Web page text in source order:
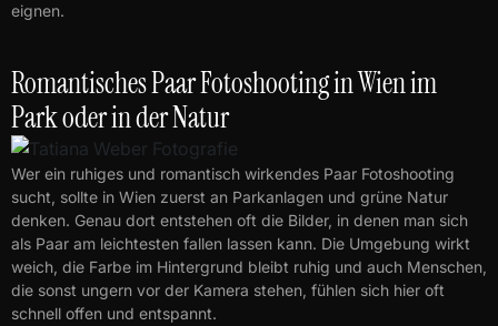
eignen.
Romantisches Paar Fotoshooting in Wien im
Park oder in der Natur
Wer ein ruhiges und romantisch wirkendes Paar Fotoshooting
sucht, sollte in Wien zuerst an Parkanlagen und grüne Natur
denken. Genau dort entstehen oft die Bilder, in denen man sich
als Paar am leichtesten fallen lassen kann. Die Umgebung wirkt
weich, die Farbe im Hintergrund bleibt ruhig und auch Menschen,
die sonst ungern vor der Kamera stehen, fühlen sich hier oft
schnell offen und entspannt.